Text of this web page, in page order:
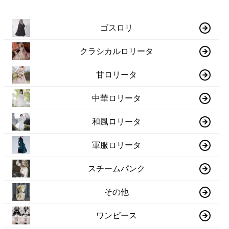
ゴスロリ
クラシカルロリータ
甘ロリータ
中華ロリータ
和風ロリータ
軍服ロリータ
スチームパンク
その他
ワンピース